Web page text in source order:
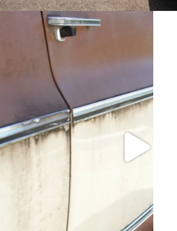
Van vader op zoon: 38
Amsterdam,
toekomstvisie
ALL INSIGHTS